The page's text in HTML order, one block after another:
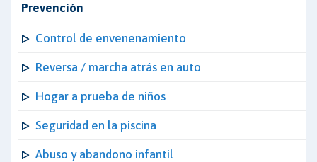
Prevención
Control de envenenamiento
Reversa / marcha atrás en auto
Hogar a prueba de niños
Seguridad en la piscina
Abuso y abandono infantil